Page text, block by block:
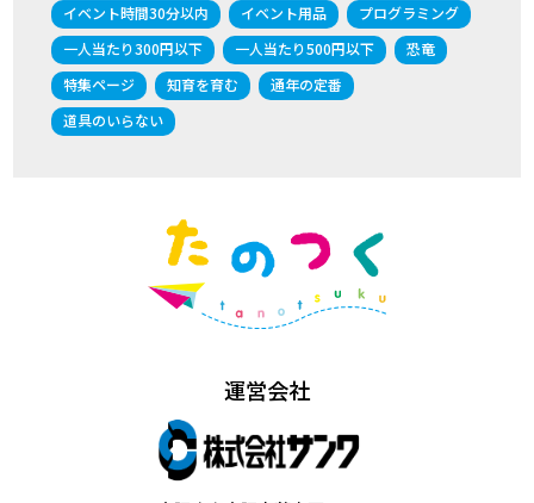
イベント時間30分以内
イベント用品
プログラミング
一人当たり300円以下
一人当たり500円以下
恐竜
特集ページ
知育を育む
通年の定番
道具のいらない
運営会社